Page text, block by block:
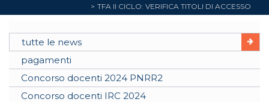
TFA II CICLO: VERIFICA TITOLI DI ACCESSO
tutte le news
pagamenti
Concorso docenti 2024 PNRR2
Concorso docenti IRC 2024